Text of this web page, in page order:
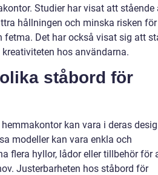
Studier har visat att stående
hållningen och minska risken
Det har också visat sig att
hos användarna.
ståbord för
kan vara i deras
modeller kan vara enkla och
flera hyllor, lådor eller tillbehör för
Justerbarheten hos ståbord för